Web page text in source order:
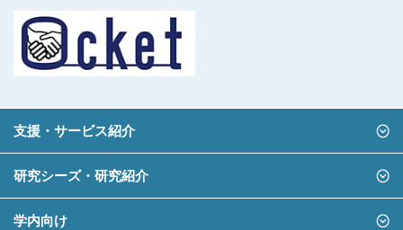
支援・サービス紹介
研究シーズ・研究紹介
学内向け